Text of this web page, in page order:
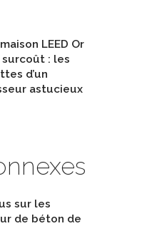
LEED Or
surcoût : les
d’un
astucieux
sur les
de béton de